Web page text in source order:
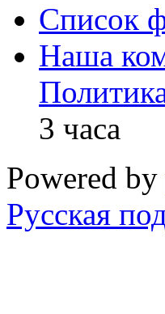
Список
Наша
3 часа
Powered by
Русская